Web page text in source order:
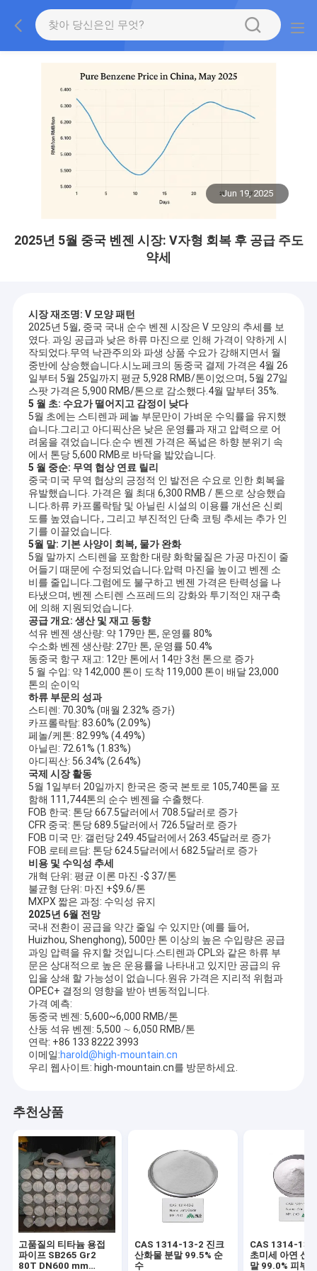
Jun 19, 2025
2025년 5월 중국 벤젠 시장: V자형 회복 후 공급 주도
약세
시장 재조명: V 모양 패턴
2025년 5월, 중국 국내 순수 벤젠 시장은 V 모양의 추세를 보
였다. 과잉 공급과 낮은 하류 마진으로 인해 가격이 약하게 시
작되었다.무역 낙관주의와 파생 상품 수요가 강해지면서 월
중반에 상승했습니다.시노페크의 동중국 결제 가격은 4월 26
일부터 5월 25일까지 평균 5,928 RMB/톤이었으며, 5월 27일
스팟 가격은 5,900 RMB/톤으로 감소했다.4월 말부터 35%.
5 월 초: 수요가 떨어지고 감정이 낮다
5월 초에는 스티렌과 페놀 부문만이 가벼운 수익률을 유지했
습니다.그리고 아디픽산은 낮은 운영률과 재고 압력으로 어
려움을 겪었습니다.순수 벤젠 가격은 폭넓은 하향 분위기 속
에서 톤당 5,600 RMB로 바닥을 밟았습니다.
5 월 중순: 무역 협상 연료 릴리
중국·미국 무역 협상의 긍정적 인 발전은 수요로 인한 회복을
유발했습니다. 가격은 월 최대 6,300 RMB / 톤으로 상승했습
니다.하류 카프롤락탐 및 아닐린 시설의 이용률 개선은 신뢰
도를 높였습니다., 그리고 부진적인 단축 코팅 추세는 추가 인
기를 이끌었습니다.
5월 말: 기본 사양이 회복, 물가 완화
5월 말까지 스티렌을 포함한 대량 화학물질은 가공 마진이 줄
어들기 때문에 수정되었습니다.압력 마진을 높이고 벤젠 소
비를 줄입니다.그럼에도 불구하고 벤젠 가격은 탄력성을 나
타냈으며, 벤젠 스티렌 스프레드의 강화와 투기적인 재구축
에 의해 지원되었습니다.
공급 개요: 생산 및 재고 동향
석유 벤젠 생산량: 약 179만 톤, 운영률 80%
수소화 벤젠 생산량: 27만 톤, 운영률 50.4%
동중국 항구 재고: 12만 톤에서 14만 3천 톤으로 증가
5 월 수입: 약 142,000 톤이 도착 119,000 톤이 배달 23,000
톤의 순이익
하류 부문의 성과
스티렌: 70.30% (매월 2.32% 증가)
카프롤락탐: 83.60% (2.09%)
페놀/케톤: 82.99% (4.49%)
아닐린: 72.61% (1.83%)
아디픽산: 56.34% (2.64%)
국제 시장 활동
5월 1일부터 20일까지 한국은 중국 본토로 105,740톤을 포
함해 111,744톤의 순수 벤젠을 수출했다.
FOB 한국: 톤당 667.5달러에서 708.5달러로 증가
CFR 중국: 톤당 689.5달러에서 726.5달러로 증가
FOB 미국 만: 갤런당 249.45달러에서 263.45달러로 증가
FOB 로테르담: 톤당 624.5달러에서 682.5달러로 증가
비용 및 수익성 추세
개혁 단위: 평균 이론 마진 -$ 37/톤
불균형 단위: 마진 +$9.6/톤
MXPX 짧은 과정: 수익성 유지
2025년 6월 전망
국내 전환이 공급을 약간 줄일 수 있지만 (예를 들어,
Huizhou, Shenghong), 500만 톤 이상의 높은 수입량은 공급
과잉 압력을 유지할 것입니다.스티렌과 CPL와 같은 하류 부
문은 상대적으로 높은 운용률을 나타내고 있지만 공급의 유
입을 상쇄 할 가능성이 없습니다.원유 가격은 지리적 위험과
OPEC+ 결정의 영향을 받아 변동적입니다.
가격 예측:
동중국 벤젠: 5,600~6,000 RMB/톤
산둥 석유 벤젠: 5,500 ∼ 6,050 RMB/톤
연락: +86 133 8222 3993
이메일:harold@high-mountain.cn
우리 웹사이트: high-mountain.cn를 방문하세요.
추천상품
고품질의 티타늄 용접
파이프 SB265 Gr2
80T DN600 mm
CAS 1314-13-2 진크
산화물 분말 99.5% 순
수
CAS 1314-13-
초미세 아연 산
말 99.0% 피부